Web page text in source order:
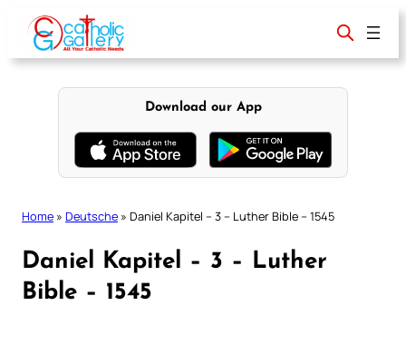
content
Download our App
Home » Deutsche » Daniel Kapitel – 3 – Luther Bible – 1545
Daniel Kapitel – 3 – Luther
Bible – 1545